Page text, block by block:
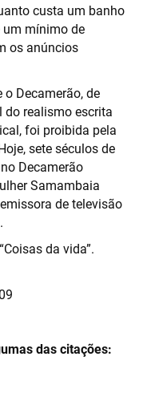
custa um banho
um mínimo de
os anúncios
Decamerão, de
do realismo escrita
foi proibida pela
sete séculos de
Decamerão
Samambaia
de televisão
da vida”.
das citações: